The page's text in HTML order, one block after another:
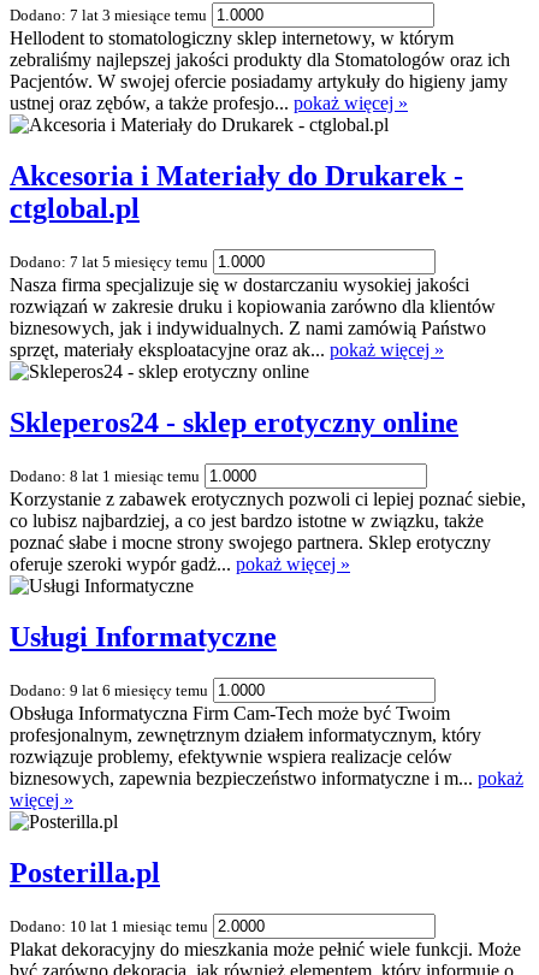
Dodano: 7 lat 3 miesiące temu
Hellodent to stomatologiczny sklep internetowy, w którym
zebraliśmy najlepszej jakości produkty dla Stomatologów oraz ich
Pacjentów. W swojej ofercie posiadamy artykuły do higieny jamy
ustnej oraz zębów, a także profesjo... pokaż więcej »
Akcesoria i Materiały do Drukarek -
ctglobal.pl
Dodano: 7 lat 5 miesięcy temu
Nasza firma specjalizuje się w dostarczaniu wysokiej jakości
rozwiązań w zakresie druku i kopiowania zarówno dla klientów
biznesowych, jak i indywidualnych. Z nami zamówią Państwo
sprzęt, materiały eksploatacyjne oraz ak... pokaż więcej »
Skleperos24 - sklep erotyczny online
Dodano: 8 lat 1 miesiąc temu
Korzystanie z zabawek erotycznych pozwoli ci lepiej poznać siebie,
co lubisz najbardziej, a co jest bardzo istotne w związku, także
poznać słabe i mocne strony swojego partnera. Sklep erotyczny
oferuje szeroki wypór gadż... pokaż więcej »
Usługi Informatyczne
Dodano: 9 lat 6 miesięcy temu
Obsługa Informatyczna Firm Cam-Tech może być Twoim
profesjonalnym, zewnętrznym działem informatycznym, który
rozwiązuje problemy, efektywnie wspiera realizacje celów
biznesowych, zapewnia bezpieczeństwo informatyczne i m... pokaż
więcej »
Posterilla.pl
Dodano: 10 lat 1 miesiąc temu
Plakat dekoracyjny do mieszkania może pełnić wiele funkcji. Może
być zarówno dekoracją, jak również elementem, który informuje o